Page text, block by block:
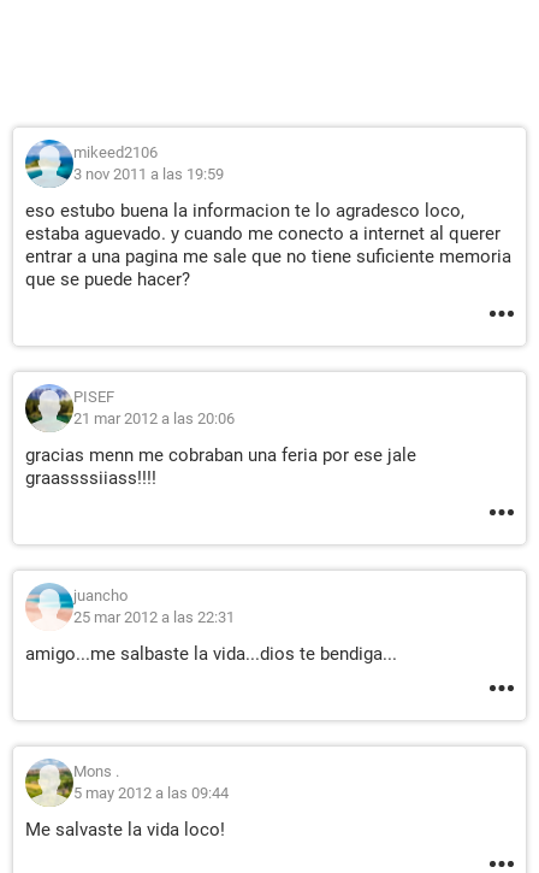
mikeed2106
3 nov 2011 a las 19:59
eso estubo buena la informacion te lo agradesco loco,
estaba aguevado. y cuando me conecto a internet al querer
entrar a una pagina me sale que no tiene suficiente memoria
que se puede hacer?
PISEF
21 mar 2012 a las 20:06
gracias menn me cobraban una feria por ese jale
graassssiiass!!!!
juancho
25 mar 2012 a las 22:31
amigo...me salbaste la vida...dios te bendiga...
Mons .
5 may 2012 a las 09:44
Me salvaste la vida loco!